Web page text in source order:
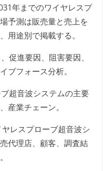
年までのワイヤレスプ
予測は販売量と売上を
用途別で掲載する。
促進要因、阻害要因、
ブフォース分析。
超音波システムの主要
産業チェーン。
レスプローブ超音波シ
代理店、顧客、調査結